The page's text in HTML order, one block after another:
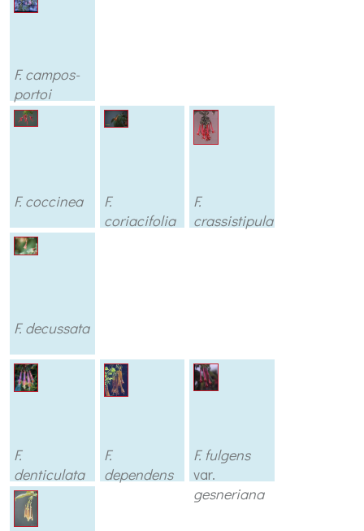
F. campos-
portoi
F. coccinea
F.
coriacifolia
F.
crassistipula
F. decussata
F.
denticulata
F.
dependens
F. fulgens
var.
gesneriana